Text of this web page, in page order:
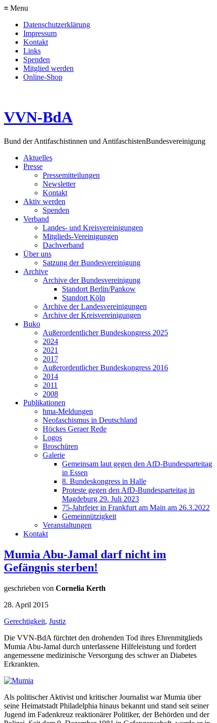
≡ Menu
Datenschutzerklärung
Impressum
Kontakt
Links
Spenden
Mitglied werden
Online-Shop
VVN-BdA
Bund der Antifaschistinnen und AntifaschistenBundesvereinigung
Aktuelles
Presse
Pressemitteilungen
Newsletter
Kontakt
Aktiv werden
Spenden
Verband
Landes- und Kreisvereinigungen
Mitglieds-Vereinigungen
Dachverband
Über uns
Satzung der Bundesvereinigung
Archive
Archive der Bundesvereinigung
Standort Berlin/Pankow
Standort Köln
Archive der Landesvereinigungen
Archive der Kreisvereinigungen
Buko
Außerordentlicher Bundeskongress 2025
2024
2021
2017
Außerordentlicher Bundeskongress 2016
2014
2011
2008
Publikationen
hma-Meldungen
Neofaschismus in Deutschland
Höckes Geraer Rede
Logos
Broschüren
Galerie
Gemeinsam laut gegen den AfD-Bundesparteitag
in Essen
8. Bundeskongress in Halle
Proteste gegen den AfD-Bundesparteitag in
Magdeburg 29. Juli 2023
75-Jahrfeier in Frankfurt am Main am 26.3.2022
Gemeinnützigkeit
Veranstaltungen
Kontakt
Mumia Abu-Jamal darf nicht im
Gefängnis sterben!
geschrieben von Cornelia Kerth
28. April 2015
Gerechtigkeit, Justiz
Die VVN-BdA fürchtet den drohenden Tod ihres Ehrenmitglieds
Mumia Abu-Jamal durch unterlassene Hilfeleistung und fordert
angemessene medizinische Versorgung des schwer an Diabetes
Erkrankten.
Als politischer Aktivist und kritischer Journalist war Mumia über
seine Heimatstadt Philadelphia hinaus bekannt und stand seit seiner
Jugend im Fadenkreuz reaktionärer Politiker, der Behörden und der